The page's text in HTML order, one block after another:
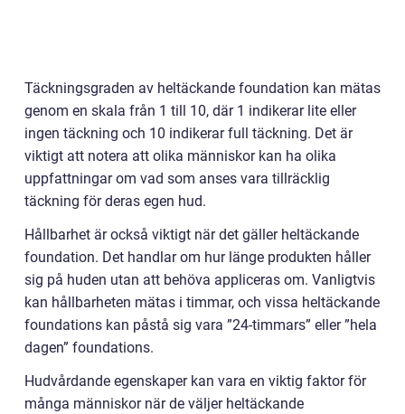
Täckningsgraden av heltäckande foundation kan mätas
genom en skala från 1 till 10, där 1 indikerar lite eller
ingen täckning och 10 indikerar full täckning. Det är
viktigt att notera att olika människor kan ha olika
uppfattningar om vad som anses vara tillräcklig
täckning för deras egen hud.
Hållbarhet är också viktigt när det gäller heltäckande
foundation. Det handlar om hur länge produkten håller
sig på huden utan att behöva appliceras om. Vanligtvis
kan hållbarheten mätas i timmar, och vissa heltäckande
foundations kan påstå sig vara ”24-timmars” eller ”hela
dagen” foundations.
Hudvårdande egenskaper kan vara en viktig faktor för
många människor när de väljer heltäckande